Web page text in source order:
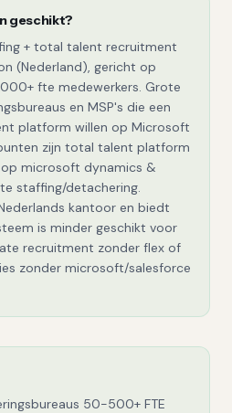
geschikt?
+ total talent recruitment
(Nederland), gericht op
fte medewerkers. Grote
en MSP's die een
platform willen op Microsoft
zijn total talent platform
microsoft dynamics &
staffing/detachering.
kantoor en biedt
is minder geschikt voor
recruitment zonder flex of
zonder microsoft/salesforce
50-500+ FTE